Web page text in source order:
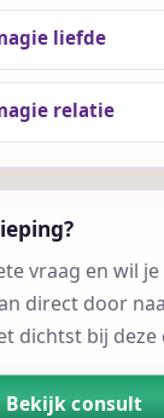
liefde
relatie
vraag en wil
direct door
dichtst bij deze
Bekijk consult